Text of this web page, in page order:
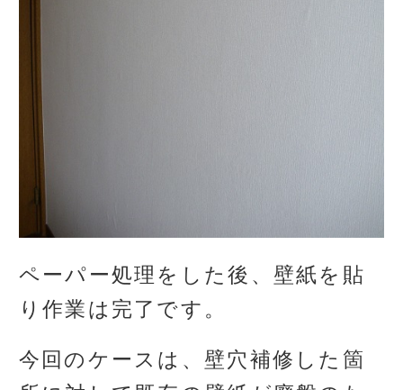
ペーパー処理をした後、壁紙を貼
り作業は完了です。
今回のケースは、壁穴補修した箇